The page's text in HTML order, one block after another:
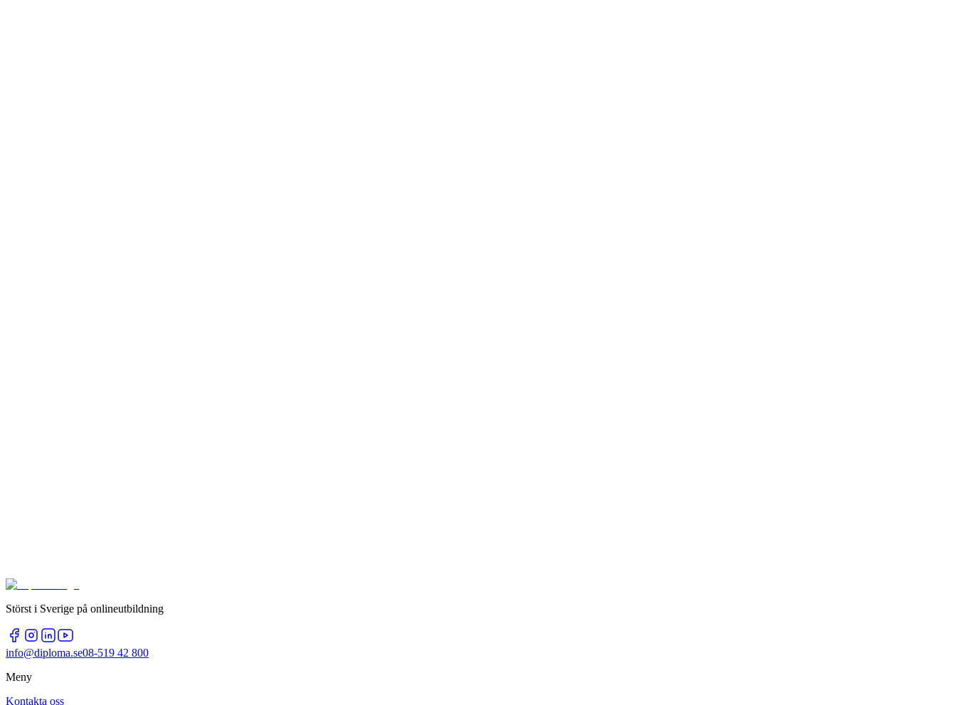
Störst i Sverige på onlineutbildning
info@diploma.se08-519 42 800
Meny
Kontakta oss